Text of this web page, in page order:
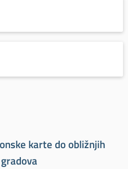
karte do obližnjih
gradova